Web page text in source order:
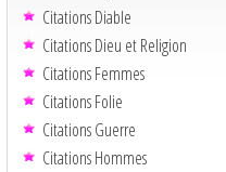
Citations Diable
Citations Dieu et Religion
Citations Femmes
Citations Folie
Citations Guerre
Citations Hommes